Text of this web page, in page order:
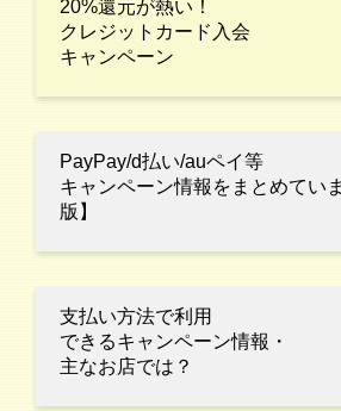
20%還元が熱い！
クレジットカード入会
キャンペーン
PayPay/d払い/auペイ等
キャンペーン情報をまとめてい
版】
支払い方法で利用
できるキャンペーン情報・
主なお店では？